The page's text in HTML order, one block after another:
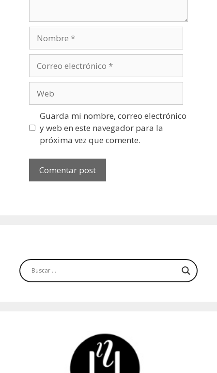
electrónico
Guarda mi nombre, correo electrónico
y web en este navegador para la
próxima vez que comente.